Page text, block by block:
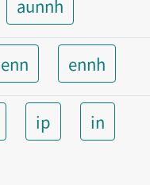
aunnh
enn ennh
ip
in